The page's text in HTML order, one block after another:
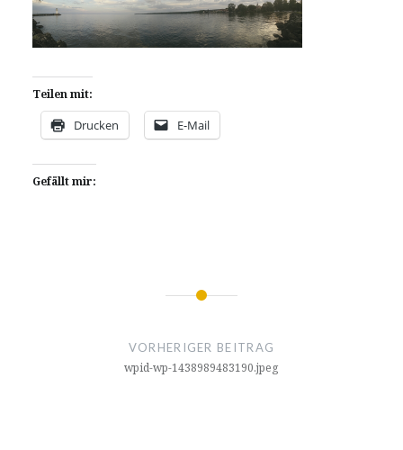
Teilen mit:
Drucken E-Mail
Gefällt mir:
Beitragsnavigation
VORHERIGER BEITRAG
wpid-wp-1438989483190.jpeg